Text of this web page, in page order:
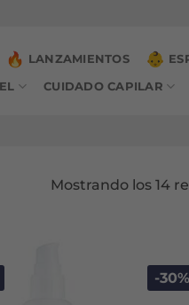
LANZAMIENTOS
CUIDADO CAPILAR
Mostrando los 14
-30%